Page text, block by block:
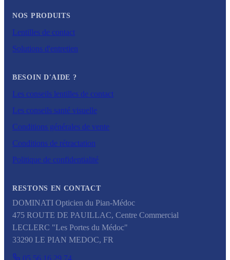
NOS PRODUITS
Lentilles de contact
Solutions d'entretien
BESOIN D'AIDE ?
Les conseils lentilles de contact
Les conseils santé visuelle
Conditions générales de vente
Conditions de rétractation
Politique de confidentialité
RESTONS EN CONTACT
DOMINATI Opticien du Pian-Médoc
475 ROUTE DE PAUILLAC, Centre Commercial
LECLERC "Les Portes du Médoc"
33290 LE PIAN MEDOC, FR
05.56.16.29.74